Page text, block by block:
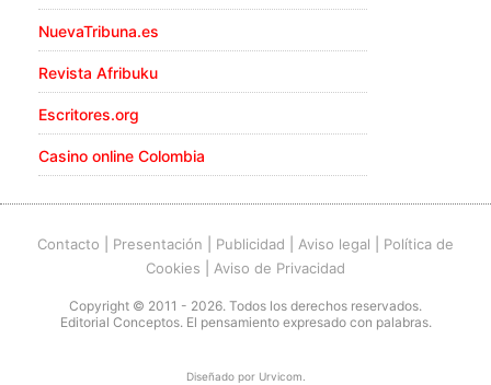
NuevaTribuna.es
Revista Afribuku
Escritores.org
Casino online Colombia
Contacto Presentación Publicidad Aviso legal
Política de
Cookies
Aviso de Privacidad
Copyright © 2011 - 2026. Todos los derechos reservados.
Editorial Conceptos. El pensamiento expresado con palabras.
Diseñado por Urvicom